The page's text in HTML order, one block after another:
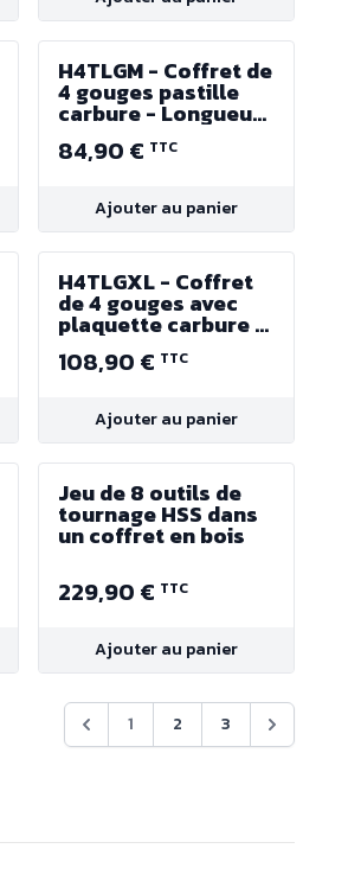
H4TLGM - Coffret de
4 gouges pastille
carbure - Longueur
de manche 338 mm
84,90 € TTC
Ajouter au panier
H4TLGXL - Coffret
de 4 gouges avec
plaquette carbure -
Longueur de
manche 402 mm
108,90 € TTC
Ajouter au panier
Jeu de 8 outils de
tournage HSS dans
un coffret en bois
229,90 € TTC
Ajouter au panier
1 2 3